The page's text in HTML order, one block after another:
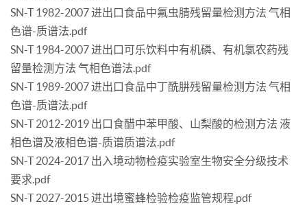
SN-T 1982-2007 进出口食品中氟虫腈残留量检测方法 气相
色谱-质谱法.pdf
SN-T 1984-2007 进出口可乐饮料中有机磷、有机氯农药残
留量检测方法 气相色谱法.pdf
SN-T 1989-2007 进出口食品中丁酰肼残留量检测方法 气相
色谱-质谱法.pdf
SN-T 2012-2019 出口食醋中苯甲酸、山梨酸的检测方法 液
相色谱及液相色谱-质谱质谱法.pdf
SN-T 2024-2017 出入境动物检疫实验室生物安全分级技术
要求.pdf
SN-T 2027-2015 进出境蜜蜂检验检疫监管规程.pdf